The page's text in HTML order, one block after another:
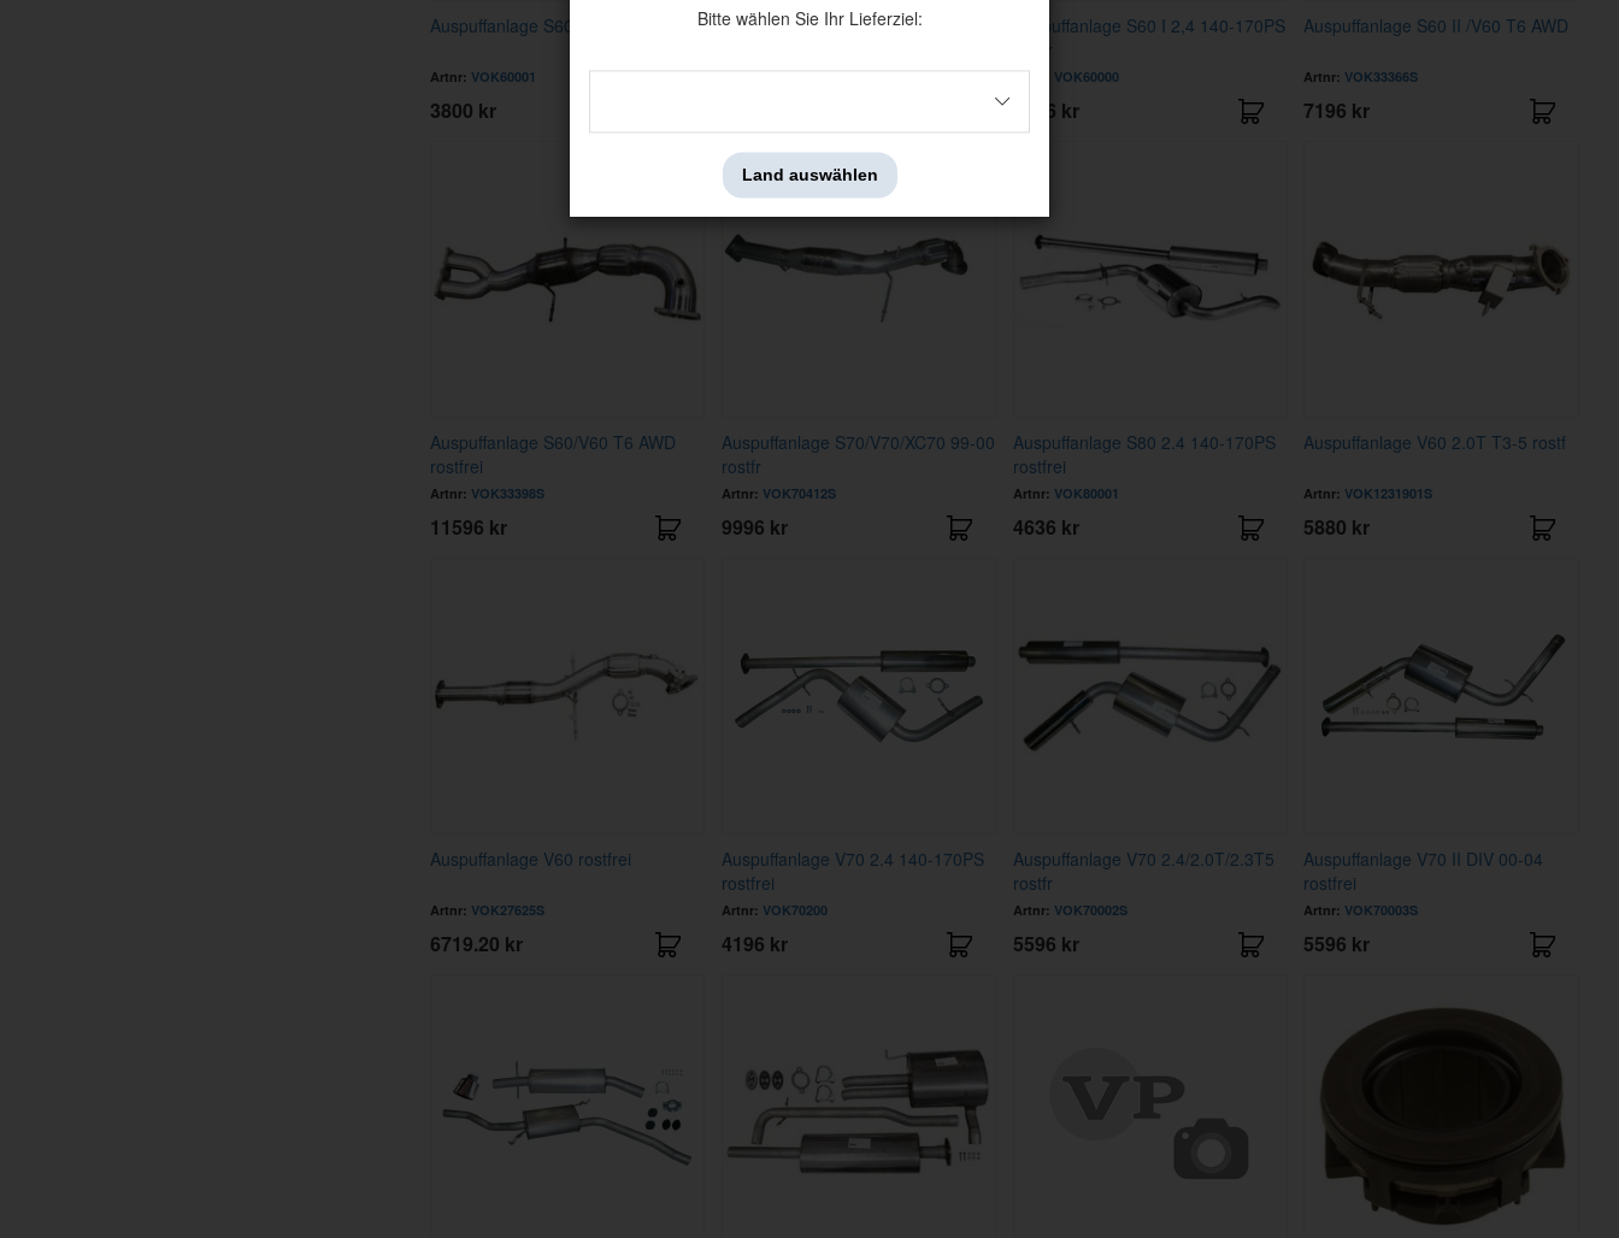
Auspuffanlage S60 DIV rostfrei
Artnr: VOK60001
3800 kr
Auspuffanlage S60 DIV rostfrei
Auspuffanlage S60 I 2,4 140-170PS
rostfr
VOK60000
4476 kr
Auspuffanlage S60 II /V60 T6 AWD
Artnr:VOK33366S
7196 kr
Auspuffanlage S60/V60 T6 AWD
rostfrei
Artnr: VOK33398S
11596 kr
Auspuffanlage S70/V70/XC70 99-00
rostfr
Artnr: VOK70412S
9996 kr
Auspuffanlage S80 2.4 140-170PS
rostfrei
Artnr: VOK80001
4636 kr
Auspuffanlage V60 2.0T T3-5 rostf
Artnr:VOK1231901S
5880 kr
Auspuffanlage V60 rostfrei
Artnr: VOK27625S
6719.20 kr
Auspuffanlage V70 2.4 140-170PS
rostfrei
Artnr: VOK70200
4196 kr
Auspuffanlage V70 2.4/2.0T/2.3T5
rostfr
Artnr: VOK70002S
5596 kr
Auspuffanlage V70 II DIV 00-04
rostfrei
Artnr:VOK70003S
5596 kr
Bitte wählen Sie Ihr Lieferziel:
Land auswählen